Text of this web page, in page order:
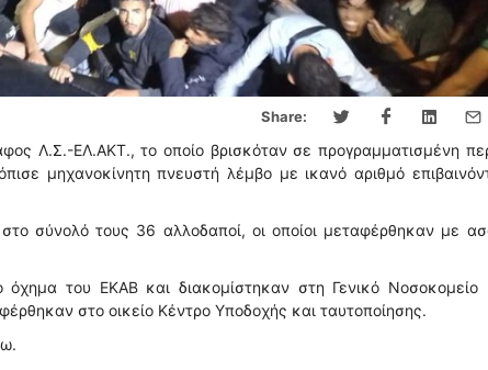
Share:
Λ.Σ.-ΕΛ.ΑΚΤ., το οποίο βρισκόταν σε προγραμματισμένη
μηχανοκίνητη πνευστή λέμβο με ικανό αριθμό
σύνολό τους 36 αλλοδαποί, οι οποίοι μεταφέρθηκαν με
του ΕΚΑΒ και διακομίστηκαν στη Γενικό Νοσοκομείο
στο οικείο Κέντρο Υποδοχής και ταυτοποίησης.